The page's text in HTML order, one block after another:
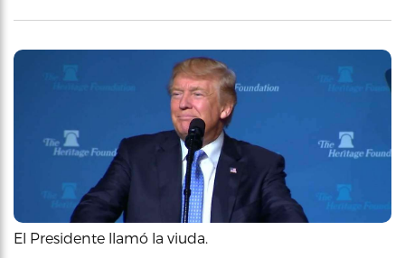
El Presidente llamó la viuda.